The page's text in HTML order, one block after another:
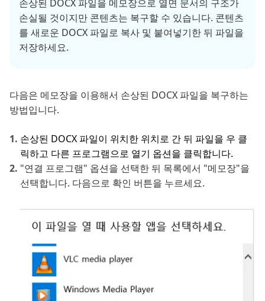
손상된 DOCX 파일을 메모장으로 열면 문서의 구조가
손실될 것이지만 콘텐츠는 복구할 수 있습니다. 콘텐츠
를 새로운 DOCX 파일로 복사 및 붙여넣기한 뒤 파일을
저장하세요.
다음은 메모장을 이용해서 손상된 DOCX 파일을 복구하는
방법입니다.
손상된 DOCX 파일이 위치한 위치로 간 뒤 파일을 우 클
릭하고 다른 프로그램으로 열기 옵션을 클릭합니다.
"연결 프로그램" 옵션을 선택한 뒤 목록에서 "메모장"을
선택합니다. 다음으로 확인 버튼을 누르세요.